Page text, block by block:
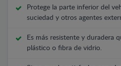
Protege la parte inferior del
suciedad y otros agentes
Es más resistente y duradera
plástico o fibra de vidrio.